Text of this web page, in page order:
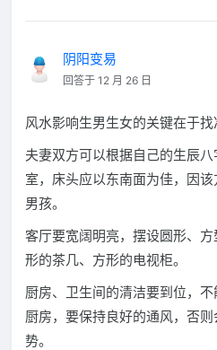
阴阳变易
回答于 12 月 26 日
风水影响生男生女的关键在于找
夫妻双方可以根据自己的生辰
室，床头应以东南面为佳，因
男孩。
客厅要宽阔明亮，摆设圆形、
形的茶几、方形的电视柜。
厨房、卫生间的清洁要到位，
厨房，要保持良好的通风，否
势。